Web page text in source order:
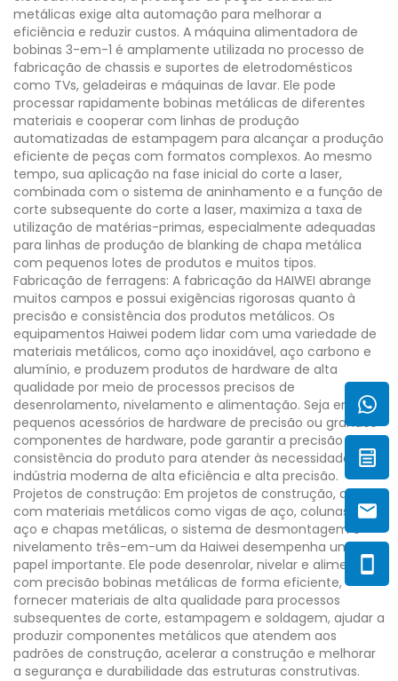
metálicas exige alta automação para melhorar a
eficiência e reduzir custos. A máquina alimentadora de
bobinas 3-em-1 é amplamente utilizada no processo de
fabricação de chassis e suportes de eletrodomésticos
como TVs, geladeiras e máquinas de lavar. Ele pode
processar rapidamente bobinas metálicas de diferentes
materiais e cooperar com linhas de produção
automatizadas de estampagem para alcançar a produção
eficiente de peças com formatos complexos. Ao mesmo
tempo, sua aplicação na fase inicial do corte a laser,
combinada com o sistema de aninhamento e a função de
corte subsequente do corte a laser, maximiza a taxa de
utilização de matérias-primas, especialmente adequadas
para linhas de produção de blanking de chapa metálica
com pequenos lotes de produtos e muitos tipos.
Fabricação de ferragens: A fabricação da HAIWEI abrange
muitos campos e possui exigências rigorosas quanto à
precisão e consistência dos produtos metálicos. Os
equipamentos Haiwei podem lidar com uma variedade de
materiais metálicos, como aço inoxidável, aço carbono e
alumínio, e produzem produtos de hardware de alta
qualidade por meio de processos precisos de
desenrolamento, nivelamento e alimentação. Seja em
pequenos acessórios de hardware de precisão ou grandes
componentes de hardware, pode garantir a precisão e
consistência do produto para atender às necessidades da
indústria moderna de alta eficiência e alta precisão.
Projetos de construção: Em projetos de construção, ao lidar
com materiais metálicos como vigas de aço, colunas de
aço e chapas metálicas, o sistema de desmontagem e
nivelamento três-em-um da Haiwei desempenha um
papel importante. Ele pode desenrolar, nivelar e alimentar
com precisão bobinas metálicas de forma eficiente,
fornecer materiais de alta qualidade para processos
subsequentes de corte, estampagem e soldagem, ajudar a
produzir componentes metálicos que atendem aos
padrões de construção, acelerar a construção e melhorar
a segurança e durabilidade das estruturas construtivas.